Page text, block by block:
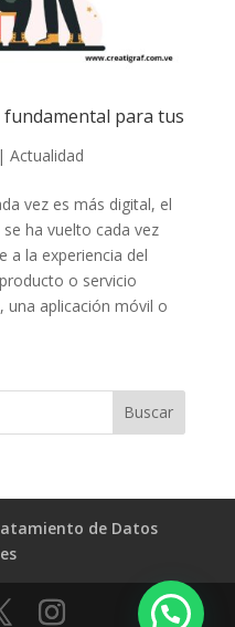
fundamental para tus
Actualidad
vez es más digital, el
ha vuelto cada vez
a la experiencia del
o servicio
una aplicación móvil o
de Datos